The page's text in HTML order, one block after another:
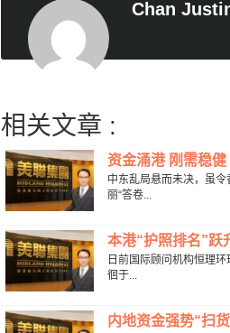
Chan
相关文章 :
资金涌港 刚需稳
中东乱局悬而未决，虽
丽“答卷...
本港“护照排名”跃
日前国际顾问机构恒理
徊于...
内地资金强势“扫